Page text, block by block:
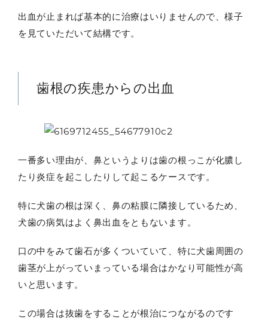
出血が止まれば基本的に治療はいりませんので、様子
を見ていただいて結構です。
歯根の疾患からの出血
一番多い理由が、鼻というよりは歯の根っこが化膿し
たり炎症を起こしたりして起こるケースです。
特に犬歯の根は深く、鼻の粘膜に隣接しているため、
犬歯の病気はよく鼻出血をともないます。
口の中をみて歯石が多くついていて、特に犬歯周囲の
歯茎が上がっていまっている場合はかなり可能性が高
いと思います。
この場合は抜歯をすることが根治につながるのです